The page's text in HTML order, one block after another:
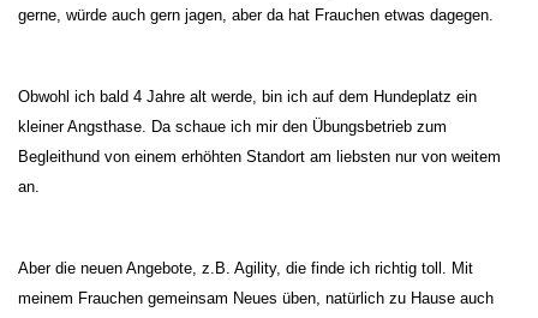
gerne, würde auch gern jagen, aber da hat Frauchen etwas dagegen.
Obwohl ich bald 4 Jahre alt werde, bin ich auf dem Hundeplatz ein
kleiner Angsthase. Da schaue ich mir den Übungsbetrieb zum
Begleithund von einem erhöhten Standort am liebsten nur von weitem
an.
Aber die neuen Angebote, z.B. Agility, die finde ich richtig toll. Mit
meinem Frauchen gemeinsam Neues üben, natürlich zu Hause auch